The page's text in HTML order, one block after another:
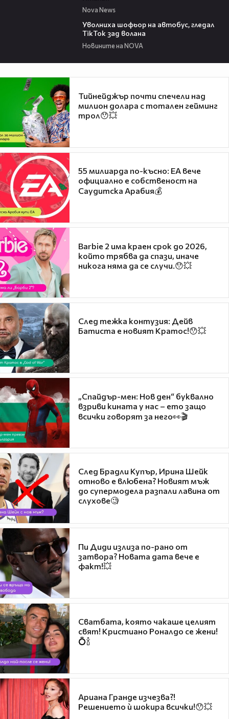
Nova News
Уволниха шофьор на автобус, гледал
TikTok зад волана
Новините на NOVA
Тийнейджър почти спечели над
милион долара с тотален гейминг
трол😯💥
55 милиарда по-късно: EA вече
официално е собственост на
Саудитска Арабия💰
Barbie 2 има краен срок до 2026,
който трябва да спази, иначе
никога няма да се случи.😯💥
След тежка контузия: Дейв
Батиста е новият Кратос!😯💥
„Спайдър-мен: Нов ден“ буквално
взриви кината у нас – ето защо
всички говорят за него👀🎬
След Брадли Купър, Ирина Шейк
отново е влюбена? Новият мъж
до супермодела разпали лавина от
слухове🧐
Пи Диди излиза по-рано от
затвора? Новата дата вече е
факт!💥
Сватбата, която чакаше целият
свят! Кристиано Роналдо се жени!
💍🍾
Ариана Гранде изчезва?!
Решението ѝ шокира всички!😯💥